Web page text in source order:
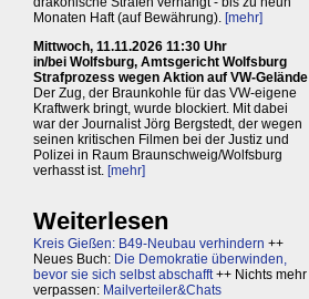
Monaten Haft (auf Bewährung). [mehr]
Mittwoch, 11.11.2026 11:30 Uhr
in/bei Wolfsburg, Amtsgericht Wolfsburg
Strafprozess wegen Aktion auf VW-Gelände
Der Zug, der Braunkohle für das VW-eigene
Kraftwerk bringt, wurde blockiert. Mit dabei
war der Journalist Jörg Bergstedt, der wegen
seinen kritischen Filmen bei der Justiz und
Polizei in Raum Braunschweig/Wolfsburg
verhasst ist. [mehr]
Weiterlesen
Kreis Gießen: B49-Neubau verhindern ++
Neues Buch: Die Demokratie überwinden,
bevor sie sich selbst abschafft++ Nichts mehr
verpassen: Mailverteiler&Chats